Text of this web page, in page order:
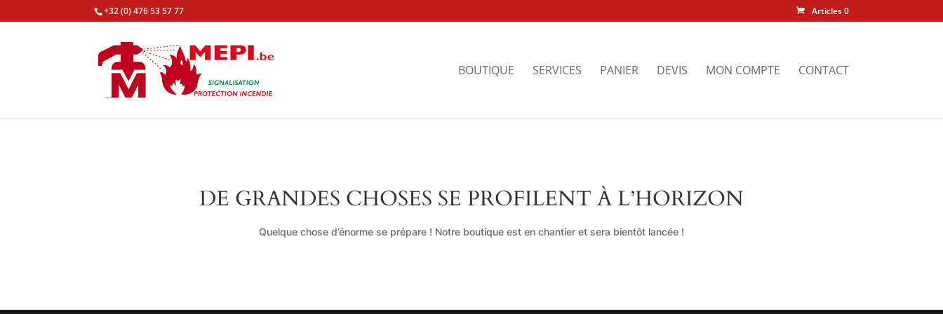
+32 (0) 476 53 57 77 Articles 0
BOUTIQUE SERVICES PANIER DEVIS MON COMPTE CONTACT
DE GRANDES CHOSES SE PROFILENT À L’HORIZON
Quelque chose d’énorme se prépare ! Notre boutique est en chantier et sera bientôt lancée !